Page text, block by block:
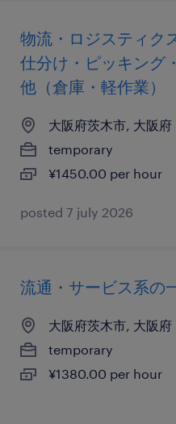
物流・ロジスティク
仕分け・ピッキング
他（倉庫・軽作業）
大阪府茨木市, 大阪府
temporary
¥1450.00 per hour
posted 7 july 2026
流通・サービス系の
大阪府茨木市, 大阪府
temporary
¥1380.00 per hour